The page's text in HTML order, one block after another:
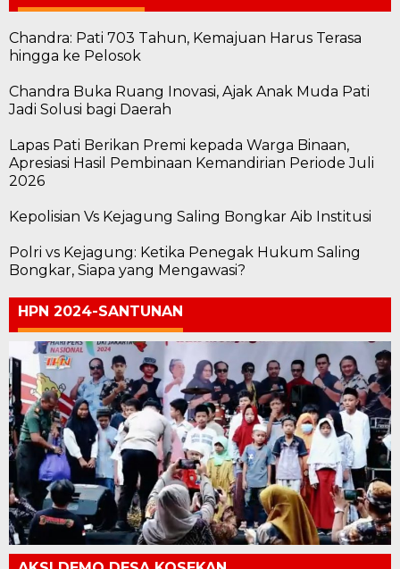
Chandra: Pati 703 Tahun, Kemajuan Harus Terasa
hingga ke Pelosok
Chandra Buka Ruang Inovasi, Ajak Anak Muda Pati
Jadi Solusi bagi Daerah
Lapas Pati Berikan Premi kepada Warga Binaan,
Apresiasi Hasil Pembinaan Kemandirian Periode Juli
2026
Kepolisian Vs Kejagung Saling Bongkar Aib Institusi
Polri vs Kejagung: Ketika Penegak Hukum Saling
Bongkar, Siapa yang Mengawasi?
HPN 2024-SANTUNAN